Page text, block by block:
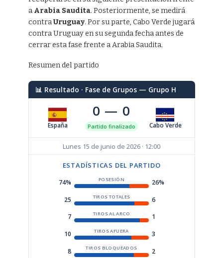
a Arabia Saudita. Posteriormente, se medirá
contraUruguay. Por su parte, Cabo Verde jugará
contra Uruguay en su segunda fecha antes de
cerrar esta fase frente a Arabia Saudita.
Resumen del partido
📊 Resultado · Fase de Grupos — Grupo H
España
0 — 0
Partido finalizado Cabo Verde
Lunes 15 de junio de 2026 · 12:00
ESTADÍSTICAS DEL PARTIDO
74% POSESIÓN 26%
25 TIROS TOTALES 6
7 TIROS AL ARCO 1
10 TIROS AFUERA 3
8 TIROS BLOQUEADOS 2